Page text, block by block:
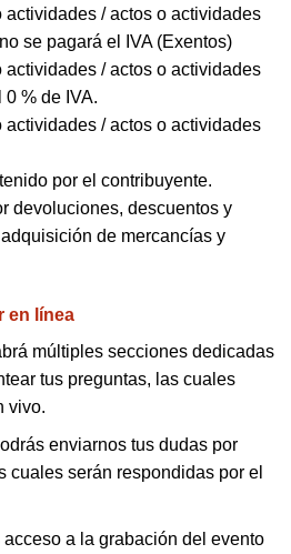
actividades / actos o actividades
se pagará el IVA (Exentos)
actividades / actos o actividades
% de IVA.
actividades / actos o actividades
por el contribuyente.
devoluciones, descuentos y
de mercancías y
en línea
múltiples secciones dedicadas
tus preguntas, las cuales
vivo.
enviarnos tus dudas por
cuales serán respondidas por el
a la grabación del evento